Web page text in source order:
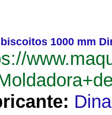
1000 mm